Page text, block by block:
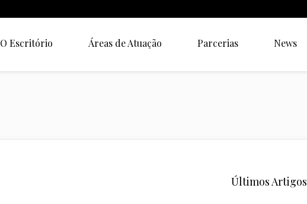
O Escritório Áreas de Atuação Parcerias News
Últimos Artigos